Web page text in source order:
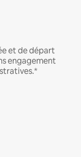
et de départ
engagement